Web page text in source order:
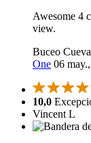
Awesome 4
view.
Buceo
One 06
10,0
Vincent L